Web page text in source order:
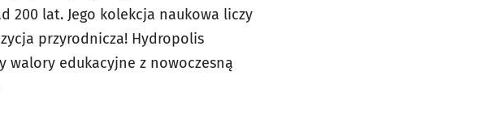
200 lat. Jego kolekcja naukowa liczy
przyrodnicza! Hydropolis
walory edukacyjne z nowoczesną